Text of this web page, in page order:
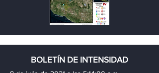
BOLETÍN DE INTENSIDAD